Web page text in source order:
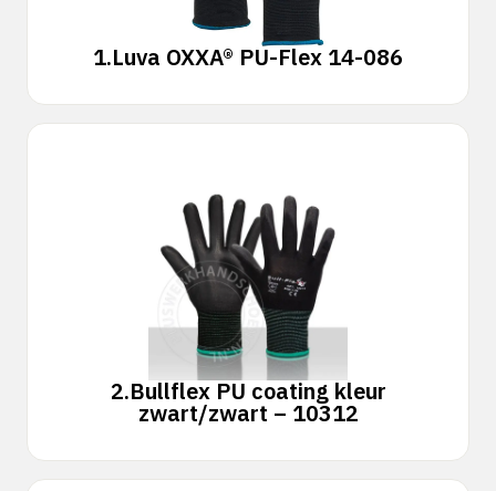
1.Luva OXXA® PU-Flex 14-086
2.Bullflex PU coating kleur
zwart/zwart – 10312